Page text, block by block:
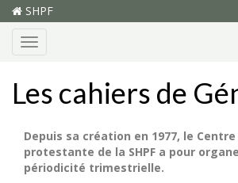
SHPF
Menu
Les cahiers de
Depuis sa création en 1977, le
protestante de la SHPF a pour
périodicité trimestrielle.